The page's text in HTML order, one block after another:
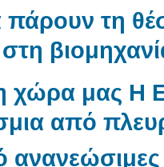
τη
χώρα μας Η
από